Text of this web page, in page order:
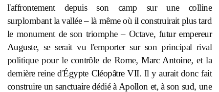
l'affrontement depuis son camp sur une colline
surplombant la vallée – là même où il construirait plus tard
le monument de son triomphe – Octave, futur empereur
Auguste, se serait vu l'emporter sur son principal rival
politique pour le contrôle de Rome,Marc Antoine, et la
dernière reine d'Égypte Cléopâtre VII. Il y aurait donc fait
construire un sanctuaire dédié à Apollon et, à son sud, une